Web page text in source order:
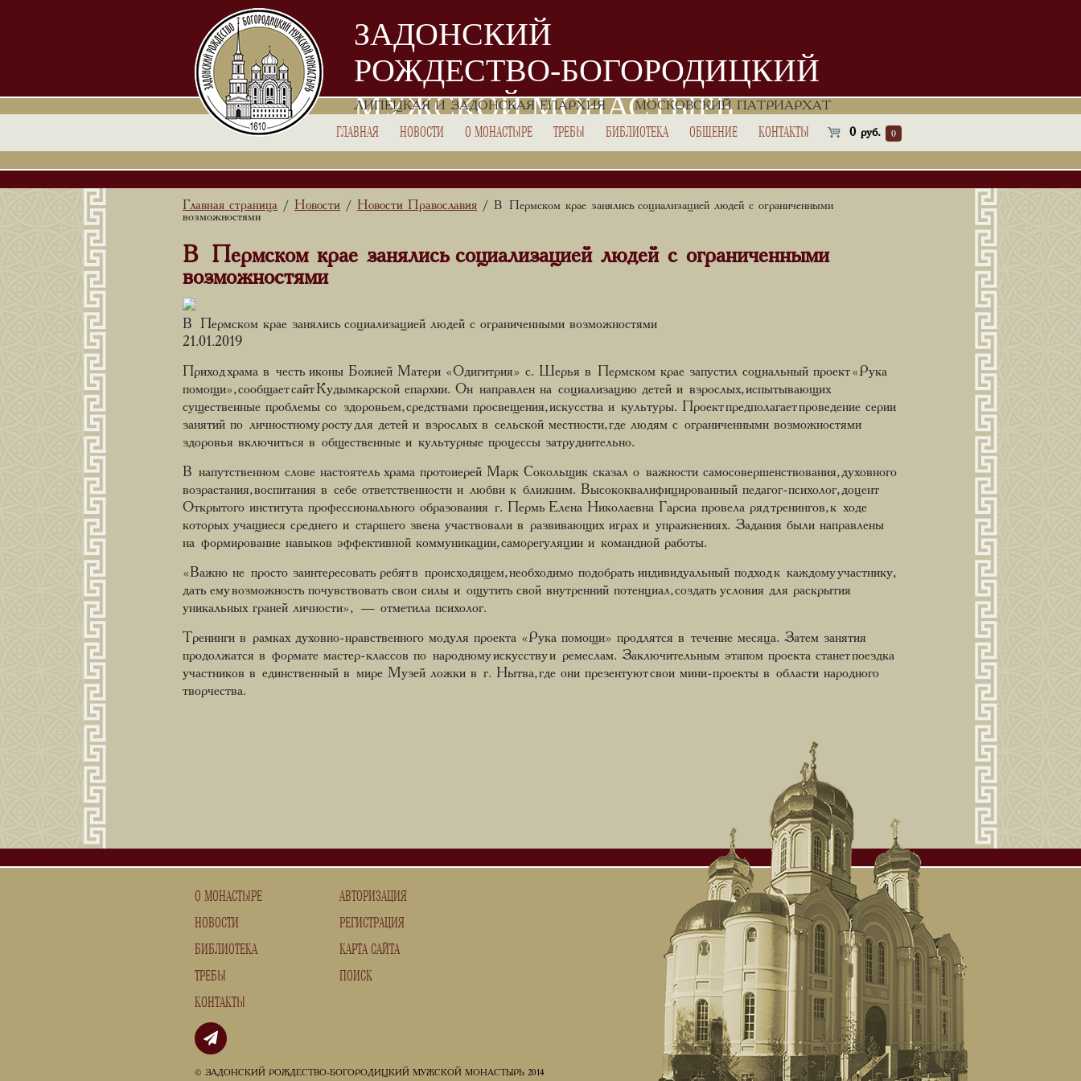
ЗАДОНСКИЙ
РОЖДЕСТВО-БОГОРОДИЦКИЙ
МУЖСКОЙ МОНАСТЫРЬ
ЛИПЕЦКАЯ И ЗАДОНСКАЯ ЕПАРХИЯ МОСКОВСКИЙ ПАТРИАРХАТ
ГЛАВНАЯ НОВОСТИ О МОНАСТЫРЕ ТРЕБЫ БИБЛИОТЕКА ОБЩЕНИЕ КОНТАКТЫ 0 руб. 0
Главная страница / Новости / Новости Православия / В Пермском крае занялись социализацией людей с ограниченными
возможностями
В Пермском крае занялись социализацией людей с ограниченными
возможностями
В Пермском крае занялись социализацией людей с ограниченными возможностями
21.01.2019
Приход храма в честь иконы Божией Матери «Одигитрия» с. Шерья в Пермском крае запустил социальный проект «Рука
помощи», сообщает сайт Кудымкарской епархии. Он направлен на социализацию детей и взрослых, испытывающих
существенные проблемы со здоровьем, средствами просвещения, искусства и культуры. Проект предполагает проведение серии
занятий по личностному росту для детей и взрослых в сельской местности, где людям с ограниченными возможностями
здоровья включиться в общественные и культурные процессы затруднительно.
В напутственном слове настоятель храма протоиерей Марк Сокольщик сказал о важности самосовершенствования, духовного
возрастания, воспитания в себе ответственности и любви к ближним. Высококвалифицированный педагог-психолог, доцент
Открытого института профессионального образования г. Пермь Елена Николаевна Гарсиа провела ряд тренингов, к ходе
которых учащиеся среднего и старшего звена участвовали в развивающих играх и упражнениях. Задания были направлены
на формирование навыков эффективной коммуникации, саморегуляции и командной работы.
«Важно не просто заинтересовать ребят в происходящем, необходимо подобрать индивидуальный подход к каждому участнику,
дать ему возможность почувствовать свои силы и ощутить свой внутренний потенциал, создать условия для раскрытия
уникальных граней личности», — отметила психолог.
Тренинги в рамках духовно-нравственного модуля проекта «Рука помощи» продлятся в течение месяца. Затем занятия
продолжатся в формате мастер-классов по народному искусству и ремеслам. Заключительным этапом проекта станет поездка
участников в единственный в мире Музей ложки в г. Нытва, где они презентуют свои мини-проекты в области народного
творчества.
О МОНАСТЫРЕ
НОВОСТИ
БИБЛИОТЕКА
ТРЕБЫ
КОНТАКТЫ
© ЗАДОНСКИЙ РОЖДЕСТВО-БОГОРОДИЦКИЙ МУЖСКОЙ МОНАСТЫРЬ 2014
АВТОРИЗАЦИЯ
РЕГИСТРАЦИЯ
КАРТА САЙТА
ПОИСК